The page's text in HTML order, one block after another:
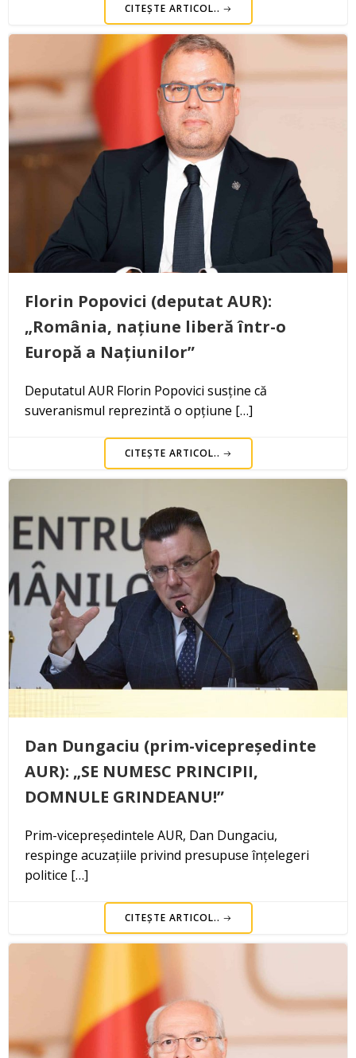
CITEȘTE ARTICOL..
Florin Popovici (deputat AUR):
„România, națiune liberă într-o
Europă a Națiunilor”
Deputatul AUR Florin Popovici susține că
suveranismul reprezintă o opțiune […]
CITEȘTE ARTICOL..
Dan Dungaciu (prim-vicepreședinte
AUR): „SE NUMESC PRINCIPII,
DOMNULE GRINDEANU!”
Prim-vicepreședintele AUR, Dan Dungaciu,
respinge acuzațiile privind presupuse înțelegeri
politice […]
CITEȘTE ARTICOL..